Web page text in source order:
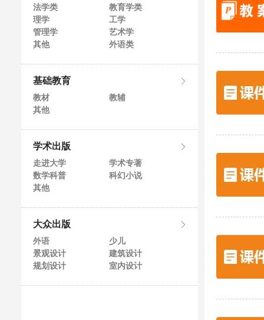
法学类
教育学类
理学
工学
管理学
艺术学
其他
外语类
基础教育
教材
教辅
其他
学术出版
走进大学
学术专著
数学科普
科幻小说
其他
大众出版
外语
少儿
景观设计
建筑设计
规划设计
室内设计